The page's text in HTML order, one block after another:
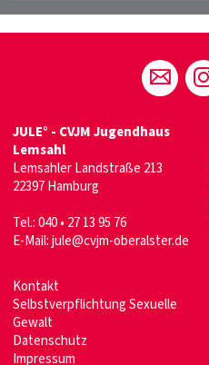
JULE° - CVJM Jugendhaus
Lemsahl
Lemsahler Landstraße 213
22397 Hamburg
Tel.: 040 • 27 13 95 76
E-Mail:jule@cvjm-oberalster.de
Kontakt
Selbstverpflichtung Sexuelle
Gewalt
Datenschutz
Impressum